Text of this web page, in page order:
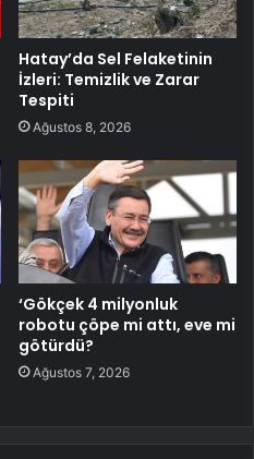
Hatay’da Sel Felaketinin
İzleri: Temizlik ve Zarar
Tespiti
Ağustos 8, 2026
‘Gökçek 4 milyonluk
robotu çöpe mi attı, eve mi
götürdü?
Ağustos 7, 2026